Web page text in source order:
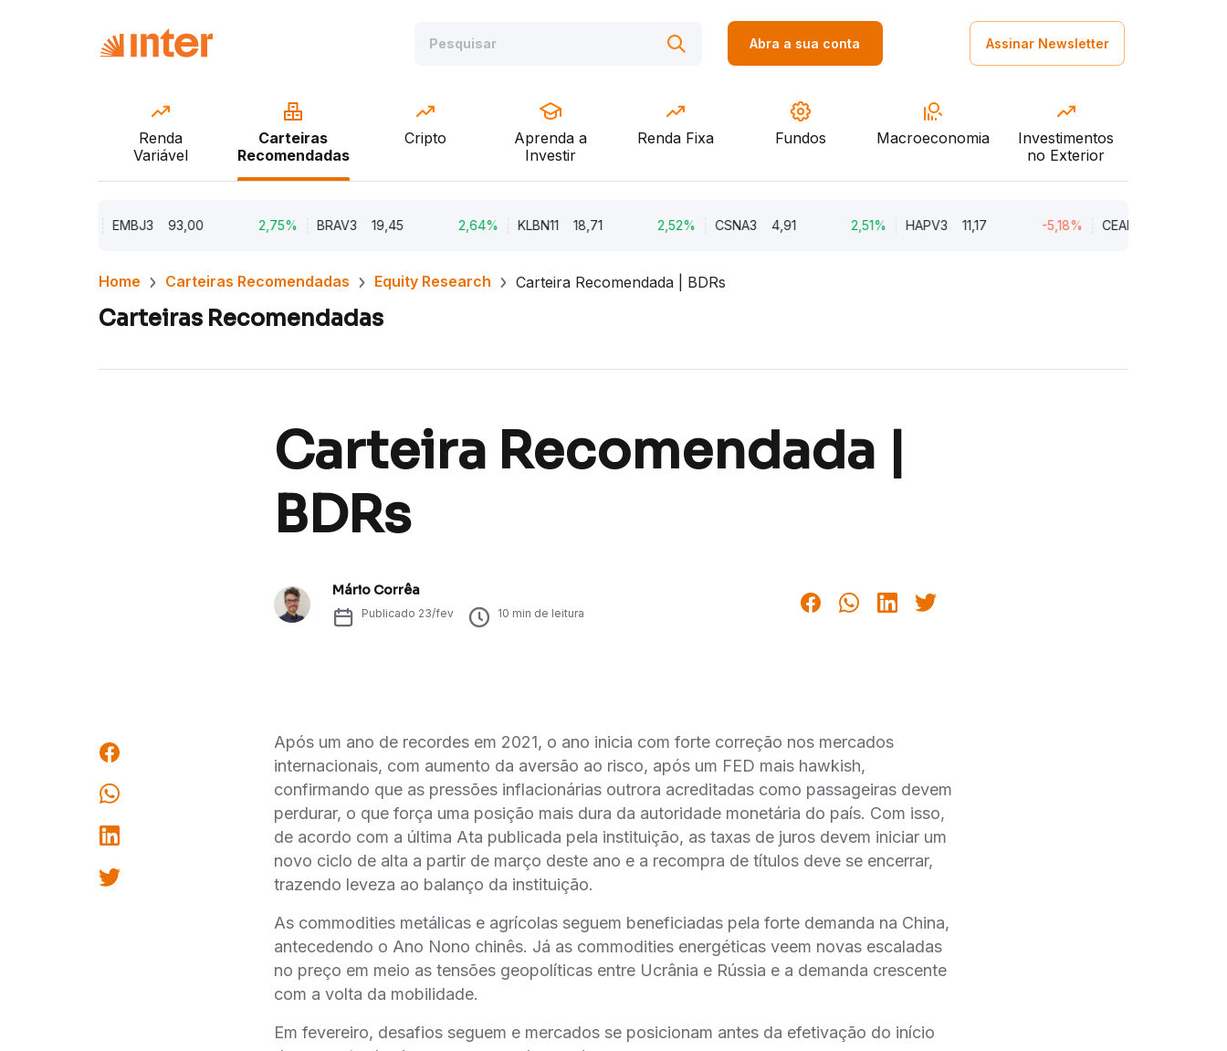
Abra a sua conta Assinar Newsletter
Renda
Variável
Carteiras
Recomendadas
Cripto
Aprenda a
Investir
Renda Fixa Fundos Macroeconomia
Investimentos
no Exterior
EMBJ3 93,00 2,75% BRAV3 19,45 2,64% KLBN11 18,71 2,52% CSNA3 4,91 2,51% HAPV3 11,17 -5,18% CEAB3 9,34
Home Carteiras Recomendadas Equity Research Carteira Recomendada | BDRs
Carteiras Recomendadas
Carteira Recomendada |
BDRs
Mário Corrêa
Publicado 23/fev 10 min de leitura
Após um ano de recordes em 2021, o ano inicia com forte correção nos mercados
internacionais, com aumento da aversão ao risco, após um FED mais hawkish,
confirmando que as pressões inflacionárias outrora acreditadas como passageiras devem
perdurar, o que força uma posição mais dura da autoridade monetária do país. Com isso,
de acordo com a última Ata publicada pela instituição, as taxas de juros devem iniciar um
novo ciclo de alta a partir de março deste ano e a recompra de títulos deve se encerrar,
trazendo leveza ao balanço da instituição.
As commodities metálicas e agrícolas seguem beneficiadas pela forte demanda na China,
antecedendo o Ano Nono chinês. Já as commodities energéticas veem novas escaladas
no preço em meio as tensões geopolíticas entre Ucrânia e Rússia e a demanda crescente
com a volta da mobilidade.
Em fevereiro, desafios seguem e mercados se posicionam antes da efetivação do início